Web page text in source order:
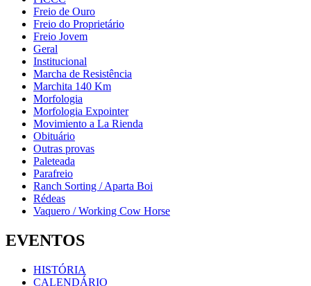
Freio de Ouro
Freio do Proprietário
Freio Jovem
Geral
Institucional
Marcha de Resistência
Marchita 140 Km
Morfologia
Morfologia Expointer
Movimiento a La Rienda
Obituário
Outras provas
Paleteada
Parafreio
Ranch Sorting / Aparta Boi
Rédeas
Vaquero / Working Cow Horse
EVENTOS
HISTÓRIA
CALENDÁRIO